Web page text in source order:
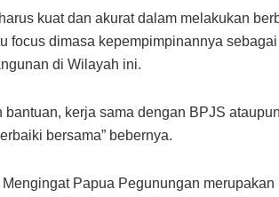
kuat dan akurat dalam melakukan
focus dimasa kepempimpinannya sebagai
di Wilayah ini.
kerja sama dengan BPJS
bersama” bebernya.
Papua Pegunungan merupakan